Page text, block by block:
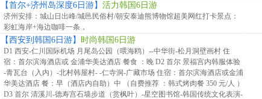
【首尔+济州岛深度6日游】 活力韩国6日游
济州安排：城山日出峰/城邑民俗村/朝安泰迪熊博物馆超美网红打卡景点：
彩虹海岸+海边咖啡一条，
【西安到韩国6日游】 时尚韩国6日游
D1 西安-仁川国际机场 月尾岛公园（喂海鸥）--中华街-松月洞壁画村 住
宿：首尔滨海酒店或 金浦华美达酒店 餐食 ：晚 D2 首尔 景福宫内韩服体验
-青瓦台（入内）-北村韩屋村- -仁寺洞-广藏市场 住宿：首尔滨海酒店或金浦
华美达酒店 餐：早（酒店内自助）中 （自费推荐 ：韩式烤肉餐 350 元/人 ）
D3 首尔 清溪川-德寿宫石墙步道（赏枫叶）-星空图书馆-韩国传统文化表演-